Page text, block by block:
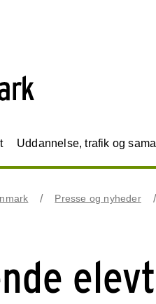
Uddannelse, trafik og
Presse og nyheder